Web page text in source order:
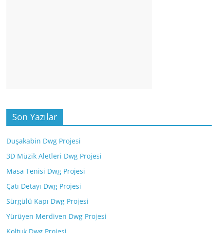
Son Yazılar
Duşakabin Dwg Projesi
3D Müzik Aletleri Dwg Projesi
Masa Tenisi Dwg Projesi
Çatı Detayı Dwg Projesi
Sürgülü Kapı Dwg Projesi
Yürüyen Merdiven Dwg Projesi
Koltuk Dwg Projesi